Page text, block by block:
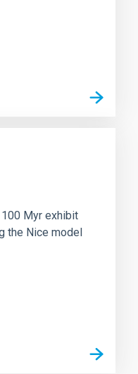
Myr exhibit
the Nice model